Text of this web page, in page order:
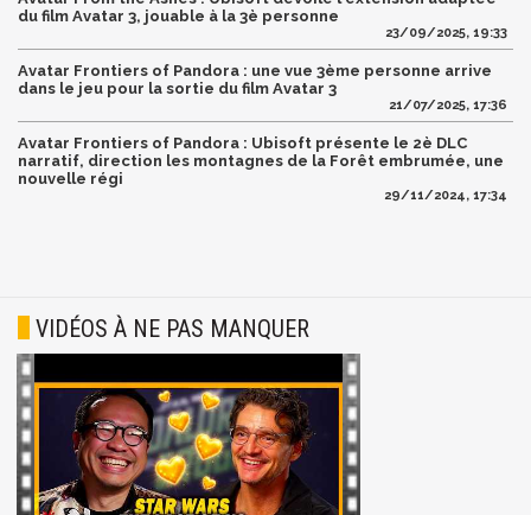
du film Avatar 3, jouable à la 3è personne
23/09/2025, 19:33
Avatar Frontiers of Pandora : une vue 3ème personne arrive
dans le jeu pour la sortie du film Avatar 3
21/07/2025, 17:36
Avatar Frontiers of Pandora : Ubisoft présente le 2è DLC
narratif, direction les montagnes de la Forêt embrumée, une
nouvelle régi
29/11/2024, 17:34
VIDÉOS À NE PAS MANQUER